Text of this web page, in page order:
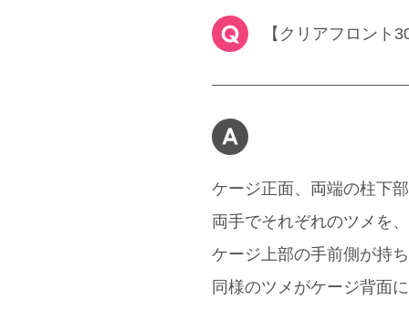
【クリアフロント
ケージ正面、両端の柱下
両手でそれぞれのツメを
ケージ上部の手前側が持
同様のツメがケージ背面